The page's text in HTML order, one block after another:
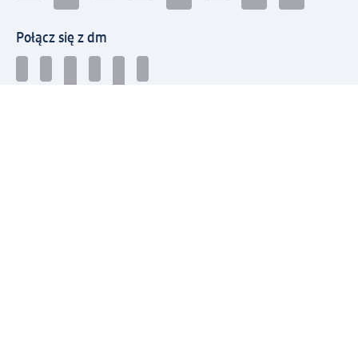
Połącz się z dm